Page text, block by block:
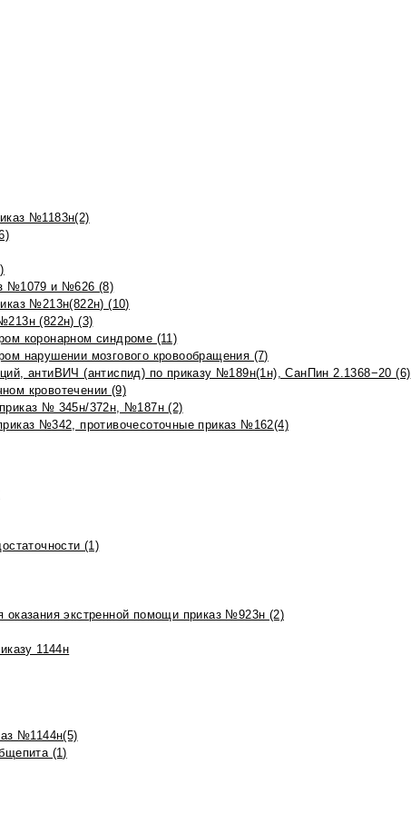
№1183н(2)
№1079 и №626 (8)
№213н(822н) (10)
(822н) (3)
коронарном синдроме (11)
нарушении мозгового кровообращения (7)
антиВИЧ (антиспид) по приказу №189н(1н), СанПин 2.1368−20 (6)
кровотечении (9)
№ 345н/372н, №187н (2)
№342, противочесоточные приказ №162(4)
(1)
оказания экстренной помощи приказ №923н (2)
1144н
№1144н(5)
(1)